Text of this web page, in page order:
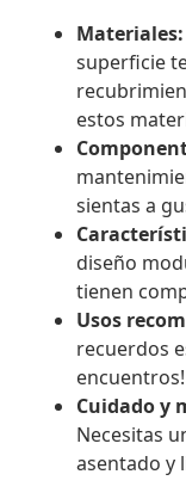
Materiales:
superficie
estos
sientas a
diseño
tienen
Usos
recuerdos
encuentros!
Cuidado y
Necesitas
asentado y